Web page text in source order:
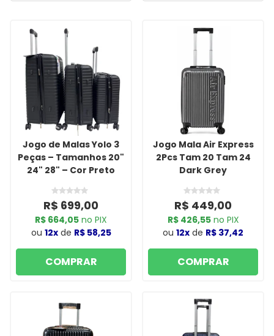
Jogo de Malas Yolo 3
Peças – Tamanhos 20"
24" 28" – Cor Preto
R$ 699,00
R$ 664,05 no PIX
ou 12xde R$ 58,25
COMPRAR
Jogo Mala Air Express
2Pcs Tam 20 Tam 24
Dark Grey
R$ 449,00
R$ 426,55no PIX
ou 12x de R$ 37,42
COMPRAR